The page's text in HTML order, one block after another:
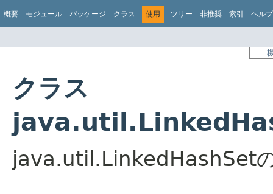
概要 モジュール パッケージ クラス 使用 ツリー 非推奨 索引 ヘルプ
クラス
java.util.LinkedHashSet